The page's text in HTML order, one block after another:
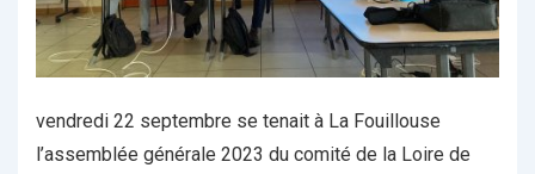
vendredi 22 septembre se tenait à La Fouillouse
l’assemblée générale 2023 du comité de la Loire de